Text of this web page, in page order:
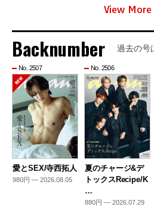
View More
Backnumber 過去の号
No. 2507
愛とSEX/寺西拓人
980円 — 2026.08.05
No. 2506
夏のチャージ&デ
トックスRecipe/K
…
880円 — 2026.07.29